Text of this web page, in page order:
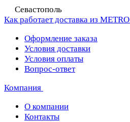
Севастополь
Как работает доставка из METRO
Оформление заказа
Условия доставки
Условия оплаты
Вопрос-ответ
Компания
О компании
Контакты